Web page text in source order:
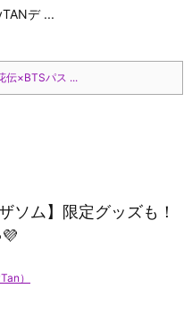
デ ...
伝×BTSパス ...
ソム】限定グッズも！
）